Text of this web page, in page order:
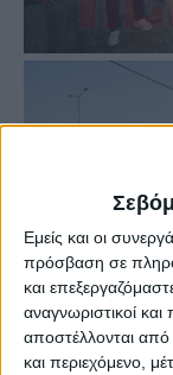
Εμείς και οι
πρόσβαση σε
και
αναγνωριστικοί
αποστέλλονται από
και περιεχόμενο,